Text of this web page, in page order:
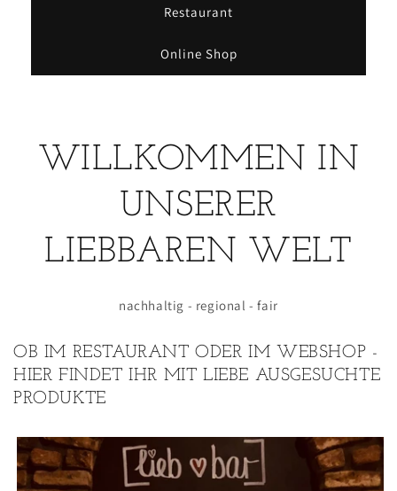
Restaurant
Online Shop
WILLKOMMEN IN
UNSERER
LIEBBAREN WELT
nachhaltig - regional - fair
OB IM RESTAURANT ODER IM WEBSHOP -
HIER FINDET IHR MIT LIEBE AUSGESUCHTE
PRODUKTE